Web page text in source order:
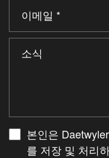
본인은
를 저장 및 처리